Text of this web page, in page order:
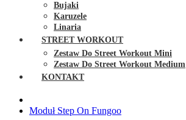
Bujaki
Karuzele
Linaria
STREET WORKOUT
Zestaw Do Street Workout Mini
Zestaw Do Street Workout Medium
KONTAKT
Moduł Step On Fungoo